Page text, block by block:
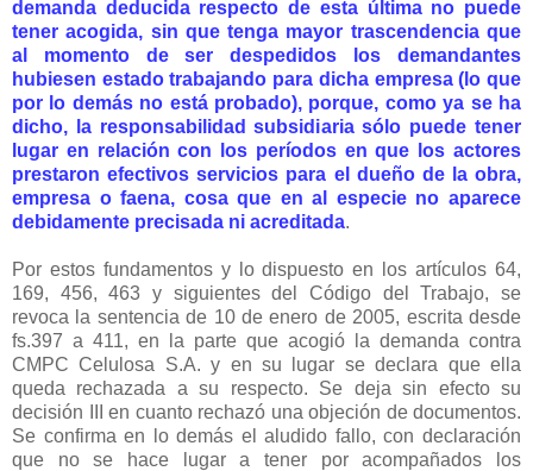
demanda deducida respecto de esta última no puede
tener acogida, sin que tenga mayor trascendencia que
al momento de ser despedidos los demandantes
hubiesen estado trabajando para dicha empresa (lo que
por lo demás no está probado), porque, como ya se ha
dicho, la responsabilidad subsidiaria sólo puede tener
lugar en relación con los períodos en que los actores
prestaron efectivos servicios para el dueño de la obra,
empresa o faena, cosa que en al especie no aparece
debidamente precisada ni acreditada.
Por estos fundamentos y lo dispuesto en los artículos 64,
169, 456, 463 y siguientes del Código del Trabajo, se
revoca la sentencia de 10 de enero de 2005, escrita desde
fs.397 a 411, en la parte que acogió la demanda contra
CMPC Celulosa S.A. y en su lugar se declara que ella
queda rechazada a su respecto. Se deja sin efecto su
decisión III en cuanto rechazó una objeción de documentos.
Se confirma en lo demás el aludido fallo, con declaración
que no se hace lugar a tener por acompañados los